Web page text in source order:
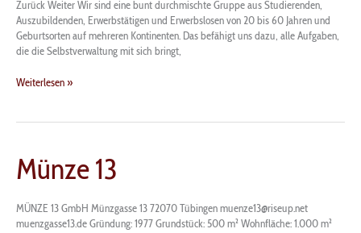
Zurück Weiter Wir sind eine bunt durchmischte Gruppe aus Studierenden,
Auszubildenden, Erwerbstätigen und Erwerbslosen von 20 bis 60 Jahren und
Geburtsorten auf mehreren Kontinenten. Das befähigt uns dazu, alle Aufgaben,
die die Selbstverwaltung mit sich bringt,
Weiterlesen »
Münze 13
MÜNZE 13 GmbH Münzgasse 13 72070 Tübingen muenze13@riseup.net
muenzgasse13.de Gründung: 1977 Grundstück: 500 m² Wohnfläche: 1.000 m²
Münze
13